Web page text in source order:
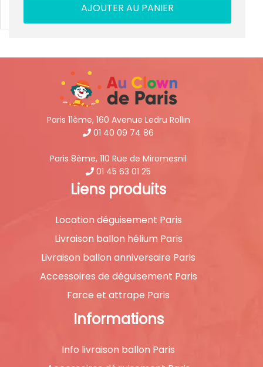
AJOUTER AU PANIER
Paris 11ème, 160 Avenue Ledru Rollin
01 40 09 74 86
Paris 8ème, 110 Rue de Miromesnil
01 45 63 01 25
Liens produits
Location déguisement Paris
Livraison ballon hélium Paris
Livraison ballon anniversaire Paris
Accessoires de déguisement Paris
Farce et attrape Paris
Informations
Info livraison ballon Paris